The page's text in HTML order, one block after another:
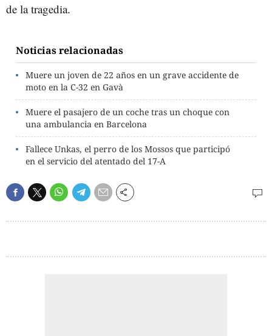
de la tragedia.
Noticias relacionadas
Muere un joven de 22 años en un grave accidente de
moto en la C-32 en Gavà
Muere el pasajero de un coche tras un choque con
una ambulancia en Barcelona
Fallece Unkas, el perro de los Mossos que participó
en el servicio del atentado del 17-A